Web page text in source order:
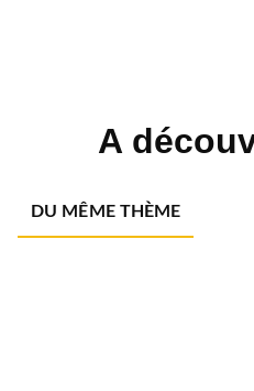
A
DU MÊME THÈME